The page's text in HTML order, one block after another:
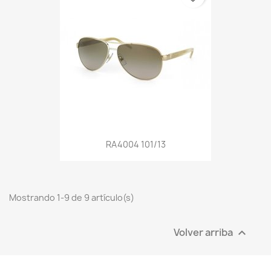
RA4004 101/13
Mostrando 1-9 de 9 artículo(s)
Volver arriba 